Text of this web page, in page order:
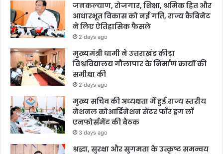
जनकल्याण, रोजगार, शिक्षा, श्रमिक हित और
आधारभूत विकास को नई गति, राज्य कैबिनेट
ने लिए ऐतिहासिक फैसले
2 days ago
मुख्यमंत्री धामी ने उत्तराखंड क्रीड़ा
विश्वविद्यालय गौलापार के निर्माण कार्यों की
समीक्षा की
2 days ago
मुख्य सचिव की अध्यक्षता में हुई राज्य स्तरीय
नेशनल कोआर्डिनेशन सेंटर फॉर ड्रग लॉ
एनफोर्समेंट की बैठक
3 days ago
श्रद्धा, सुरक्षा और सुगमता के उत्कृष्ट समन्वय